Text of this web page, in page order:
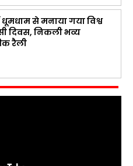
से मनाया गया विश्व
दिवस, निकली भव्य
रैली